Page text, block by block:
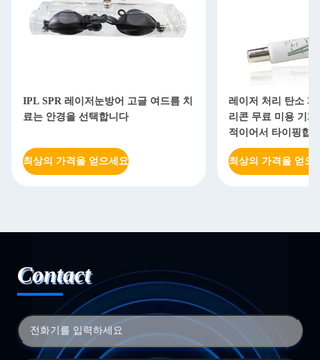
름 치
레이저 처리 탄소 페이스 크림 여성 실
리콘 무료 미용 기계 부속물 2는 선택
최상의 가격을 얻으세요
여드름 치
세논 섬광
최상의 가
Contact